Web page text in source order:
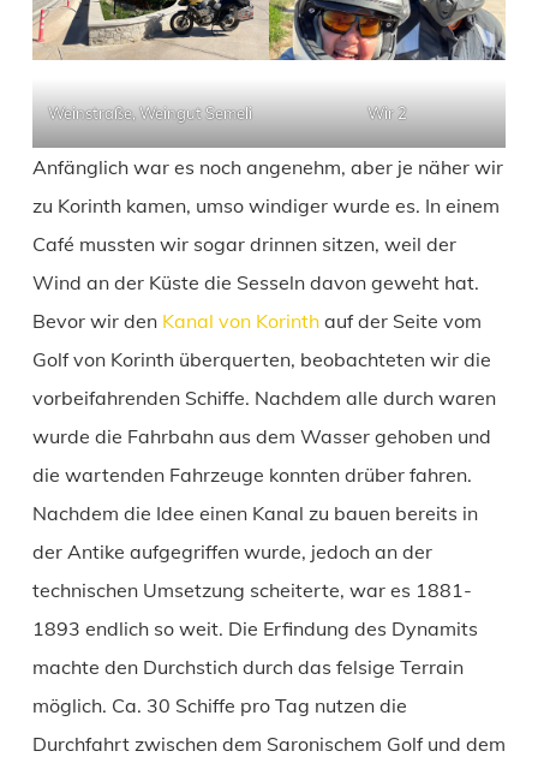
Weinstraße, Weingut Semeli Wir 2
Anfänglich war es noch angenehm, aber je näher wir
zu Korinth kamen, umso windiger wurde es. In einem
Café mussten wir sogar drinnen sitzen, weil der
Wind an der Küste die Sesseln davon geweht hat.
Bevor wir den Kanal von Korinthauf der Seite vom
Golf von Korinth überquerten, beobachteten wir die
vorbeifahrenden Schiffe. Nachdem alle durch waren
wurde die Fahrbahn aus dem Wasser gehoben und
die wartenden Fahrzeuge konnten drüber fahren.
Nachdem die Idee einen Kanal zu bauen bereits in
der Antike aufgegriffen wurde, jedoch an der
technischen Umsetzung scheiterte, war es 1881-
1893 endlich so weit. Die Erfindung des Dynamits
machte den Durchstich durch das felsige Terrain
möglich. Ca. 30 Schiffe pro Tag nutzen die
Durchfahrt zwischen dem Saronischem Golf und dem